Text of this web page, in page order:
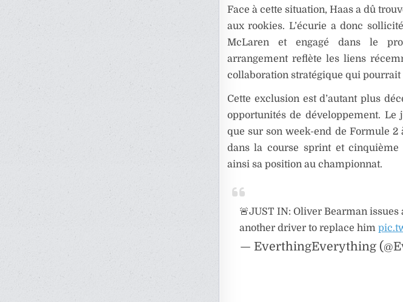
Face à cette situation, Haas a dû
aux rookies. L’écurie a donc
McLaren et engagé dans le
arrangement reflète les liens
collaboration stratégique qui pourrait
Cette exclusion est d’autant plus
opportunités de développement. Le
que sur son week-end de Formule
dans la course sprint et
ainsi sa position au championnat.
🚨JUST IN: Oliver Bearman
another driver to replace him
— EverthingEverything